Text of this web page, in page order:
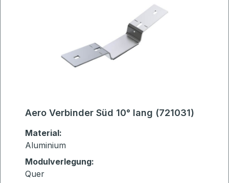
Aero Verbinder Süd 10° lang (721031)
Material:
Aluminium
Modulverlegung:
Quer